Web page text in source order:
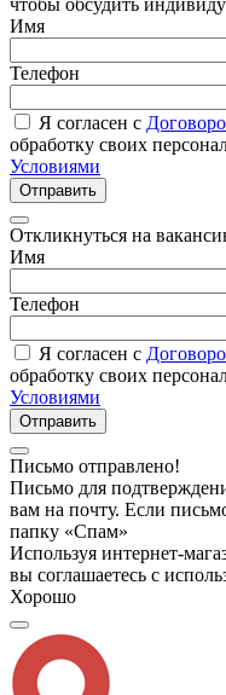
Имя
Телефон
Я согласен с
обработку своих
Условиями
Отправить
Откликнуться на
Имя
Телефон
Я согласен с
обработку своих
Условиями
Отправить
Письмо отправлено!
Письмо для
вам на почту. Если
папку «Спам»
Используя интернет-
вы соглашаетесь с
Хорошо